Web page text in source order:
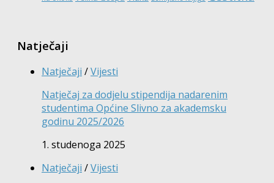
Natječaji
Natječaji /Vijesti
Natječaj za dodjelu stipendija nadarenim
studentima Općine Slivno za akademsku
godinu 2025/2026
1. studenoga 2025
Natječaji /Vijesti